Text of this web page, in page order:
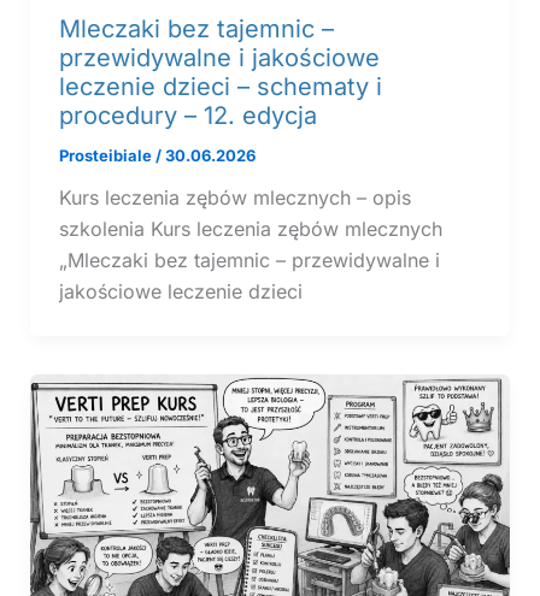
Mleczaki bez tajemnic –
przewidywalne i jakościowe
leczenie dzieci – schematy i
procedury – 12. edycja
Prosteibiale/30.06.2026
Kurs leczenia zębów mlecznych – opis
szkolenia Kurs leczenia zębów mlecznych
„Mleczaki bez tajemnic – przewidywalne i
jakościowe leczenie dzieci